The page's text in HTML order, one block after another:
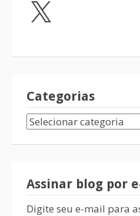
Categorias
Assinar blog por
Digite seu e-mail para